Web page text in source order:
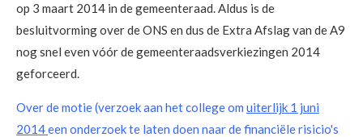
op 3 maart 2014 in de gemeenteraad. Aldus is de
besluitvorming over de ONS en dus de Extra Afslag van de A9
nog snel even vóór de gemeenteraadsverkiezingen 2014
geforceerd.
Over de motie (verzoek aan het college om uiterlijk 1 juni
2014een onderzoek te laten doen naar de financiële risicio's